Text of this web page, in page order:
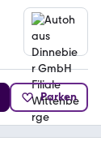
Parken